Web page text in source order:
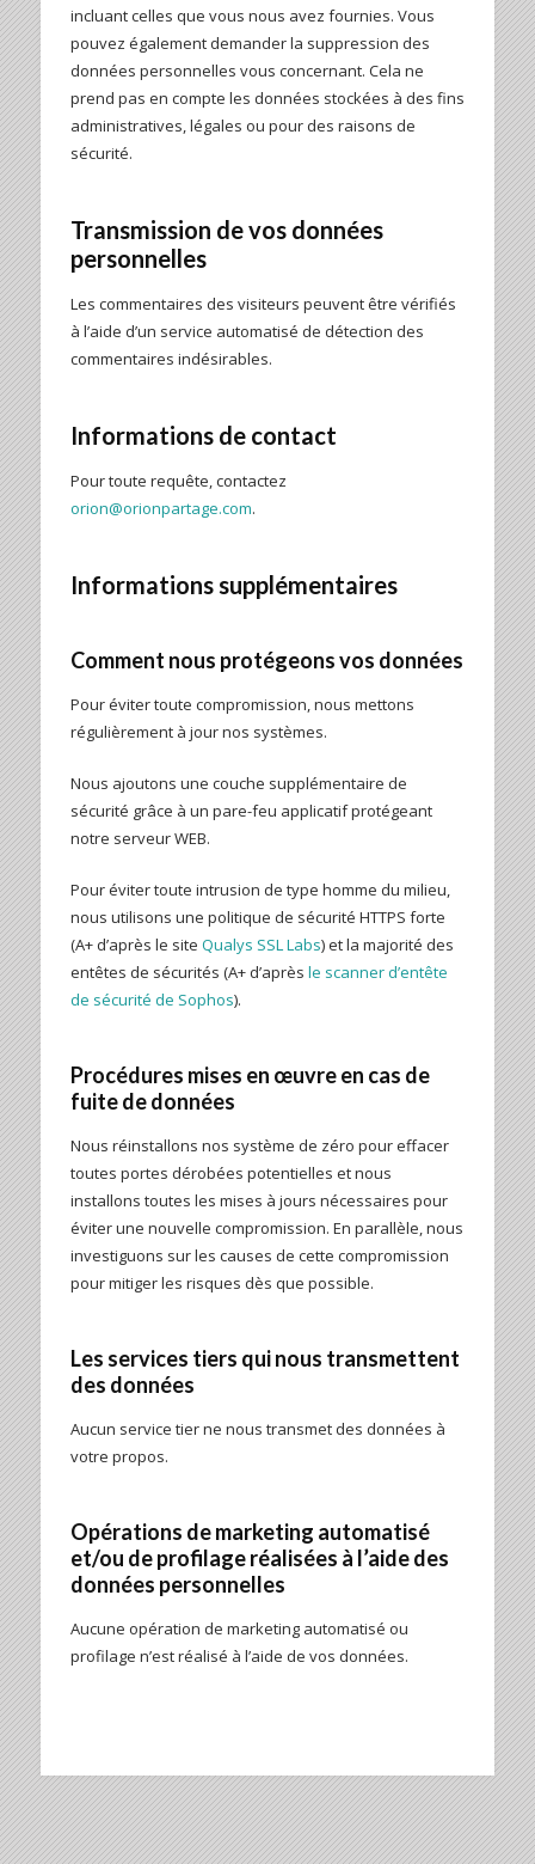
incluant celles que vous nous avez fournies. Vous
pouvez également demander la suppression des
données personnelles vous concernant. Cela ne
prend pas en compte les données stockées à des fins
administratives, légales ou pour des raisons de
sécurité.
Transmission de vos données
personnelles
Les commentaires des visiteurs peuvent être vérifiés
à l’aide d’un service automatisé de détection des
commentaires indésirables.
Informations de contact
Pour toute requête, contactez
orion@orionpartage.com.
Informations supplémentaires
Comment nous protégeons vos données
Pour éviter toute compromission, nous mettons
régulièrement à jour nos systèmes.
Nous ajoutons une couche supplémentaire de
sécurité grâce à un pare-feu applicatif protégeant
notre serveur WEB.
Pour éviter toute intrusion de type homme du milieu,
nous utilisons une politique de sécurité HTTPS forte
(A+ d’après le site Qualys SSL Labs) et la majorité des
entêtes de sécurités (A+ d’après le scanner d’entête
de sécurité de Sophos).
Procédures mises en œuvre en cas de
fuite de données
Nous réinstallons nos système de zéro pour effacer
toutes portes dérobées potentielles et nous
installons toutes les mises à jours nécessaires pour
éviter une nouvelle compromission. En parallèle, nous
investiguons sur les causes de cette compromission
pour mitiger les risques dès que possible.
Les services tiers qui nous transmettent
des données
Aucun service tier ne nous transmet des données à
votre propos.
Opérations de marketing automatisé
et/ou de profilage réalisées à l’aide des
données personnelles
Aucune opération de marketing automatisé ou
profilage n’est réalisé à l’aide de vos données.